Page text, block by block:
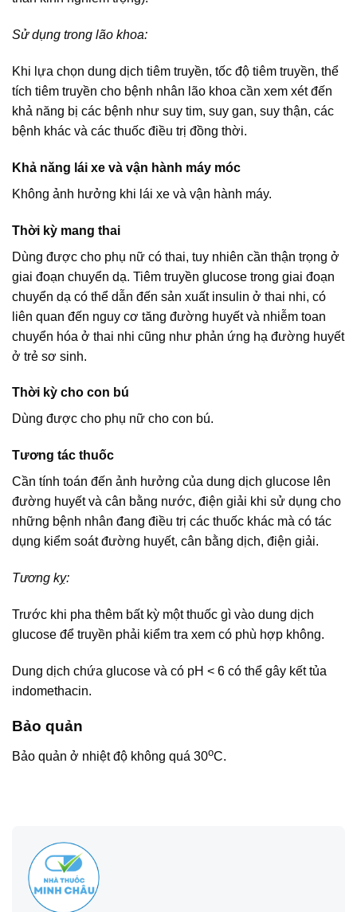
Sử dụng trong lão khoa:
Khi lựa chọn dung dịch tiêm truyền, tốc độ tiêm truyền, thể
tích tiêm truyền cho bệnh nhân lão khoa cần xem xét đến
khả năng bị các bệnh như suy tim, suy gan, suy thận, các
bệnh khác và các thuốc điều trị đồng thời.
Khả năng lái xe và vận hành máy móc
Không ảnh hưởng khi lái xe và vận hành máy.
Thời kỳ mang thai
Dùng được cho phụ nữ có thai, tuy nhiên cần thận trọng ở
giai đoạn chuyển dạ. Tiêm truyền glucose trong giai đoạn
chuyển dạ có thể dẫn đến sản xuất insulin ở thai nhi, có
liên quan đến nguy cơ tăng đường huyết và nhiễm toan
chuyển hóa ở thai nhi cũng như phản ứng hạ đường huyết
ở trẻ sơ sinh.
Thời kỳ cho con bú
Dùng được cho phụ nữ cho con bú.
Tương tác thuốc
Cần tính toán đến ảnh hưởng của dung dịch glucose lên
đường huyết và cân bằng nước, điện giải khi sử dụng cho
những bệnh nhân đang điều trị các thuốc khác mà có tác
dụng kiểm soát đường huyết, cân bằng dịch, điện giải.
Tương kỵ:
Trước khi pha thêm bất kỳ một thuốc gì vào dung dịch
glucose để truyền phải kiểm tra xem có phù hợp không.
Dung dịch chứa glucose và có pH < 6 có thể gây kết tủa
indomethacin.
Bảo quản
Bảo quản ở nhiệt độ không quá 30oC.